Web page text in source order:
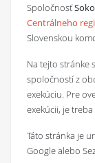
Spoločnosť
Centrálneho
Slovenskou
Na tejto stránke
spoločností z
exekúciu. Pre
exekúcii, je
Táto stránka je
Google alebo